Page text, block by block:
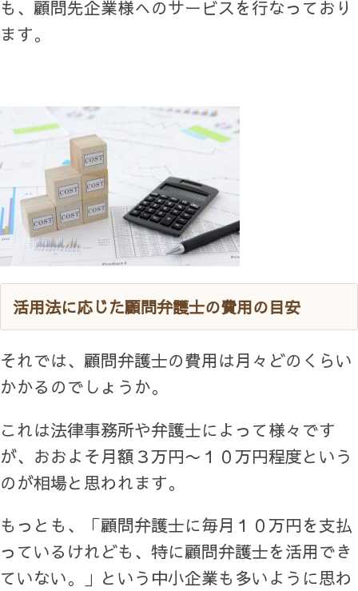
も、顧問先企業様へのサービスを行なっており
ます。
活用法に応じた顧問弁護士の費用の目安
それでは、顧問弁護士の費用は月々どのくらい
かかるのでしょうか。
これは法律事務所や弁護士によって様々です
が、おおよそ月額３万円〜１０万円程度という
のが相場と思われます。
もっとも、「顧問弁護士に毎月１０万円を支払
っているけれども、特に顧問弁護士を活用でき
ていない。」という中小企業も多いように思わ